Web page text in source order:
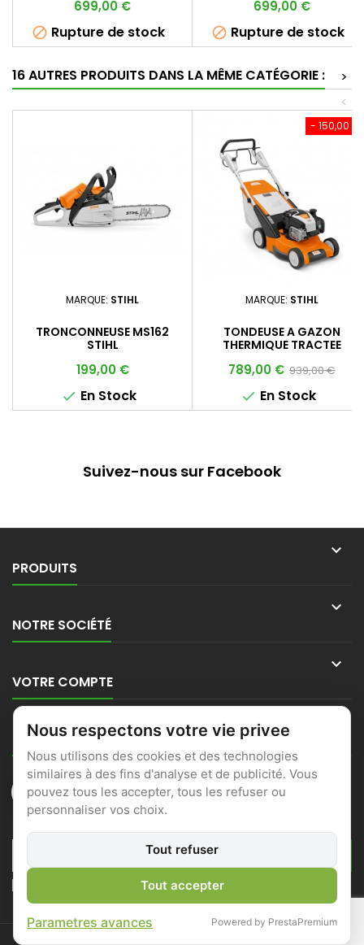
Prix
699,00 €
 Rupture de stock
Prix
699,00 €
 Rupture de stock
16 AUTRES PRODUITS DANS LA MÊME CATÉGORIE :
>
<
MARQUE: STIHL
TRONCONNEUSE MS162
STIHL
Prix
199,00 €
 En Stock
- 150,00 €
MARQUE: STIHL
TONDEUSE A GAZON
THERMIQUE TRACTEE
Prix
789,00 € Prix
de
base
939,00 €
 En Stock
Suivez-nous sur Facebook
PRODUITS

NOTRE SOCIÉTÉ

VOTRE COMPTE

CONTACT
Nous respectons votre vie privee
Nous utilisons des cookies et des technologies
similaires à des fins d'analyse et de publicité. Vous
pouvez tous les accepter, tous les refuser ou
personnaliser vos choix.
Tout refuser
Tout accepter
Parametres avances Powered by PrestaPremium
J'accepte les conditions générales et la politique de
confidentialité